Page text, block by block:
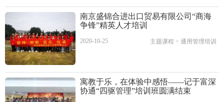
南京盛锦合进出口贸易有限公司“商海
争锋”精英人才培训
2020-10-25 主题课程 > 通用管理培训
寓教于乐，在体验中感悟——记于富深
协通“四驱管理”培训班圆满结束